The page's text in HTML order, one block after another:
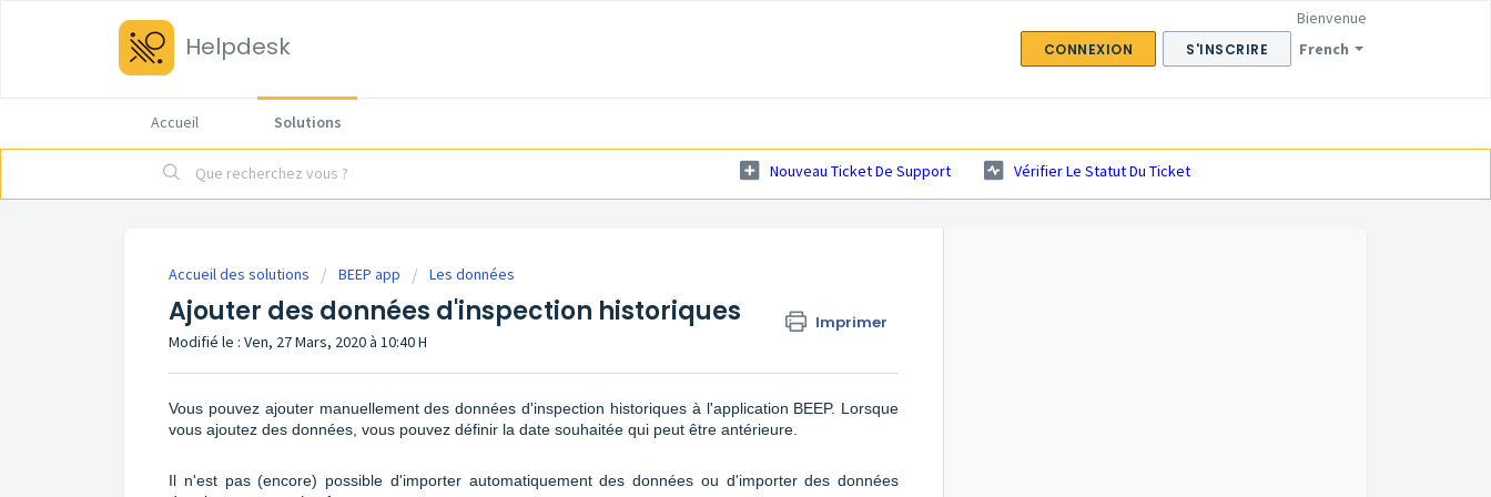
Helpdesk French
Bienvenue
CONNEXION S'INSCRIRE
Accueil Solutions
Nouveau Ticket De Support Vérifier Le Statut Du Ticket
Accueil des solutions BEEP app Les données
Ajouter des données d'inspection historiques Imprimer
Modifié le : Ven, 27 Mars, 2020 à 10:40 H
Vous pouvez ajouter manuellement des données d'inspection historiques à l'application BEEP. Lorsque
vous ajoutez des données, vous pouvez définir la date souhaitée qui peut être antérieure.
Il n'est pas (encore) possible d'importer automatiquement des données ou d'importer des données